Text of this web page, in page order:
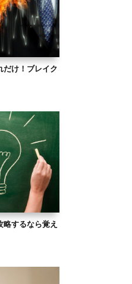
だけ！ブレイク
略するなら覚え